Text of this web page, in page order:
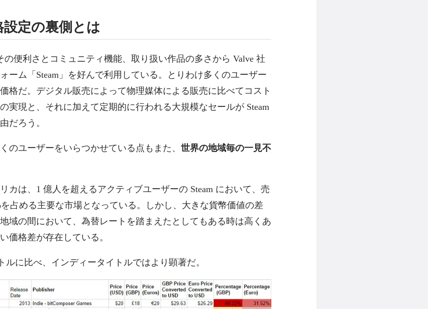
設定の裏側とは
の便利さとコミュニティ機能、取り扱い作品の多さから Valve 社
ーム「Steam」を好んで利用している。とりわけ多くのユーザー
格だ。デジタル販売によって物理媒体による販売に比べてコスト
実現と、それに加えて定期的に行われる大規模なセールが Steam
だろう。
のユーザーをいらつかせている点もまた、 世界の地域毎の一見不
カは、1 億人を超えるアクティブユーザーの Steam において、売
占める主要な市場となっている。しかし、大きな貨幣価値の差
域の間において、為替レートを踏まえたとしてもある時は高くあ
価格差が存在している。
ルに比べ、インディータイトルではより顕著だ。